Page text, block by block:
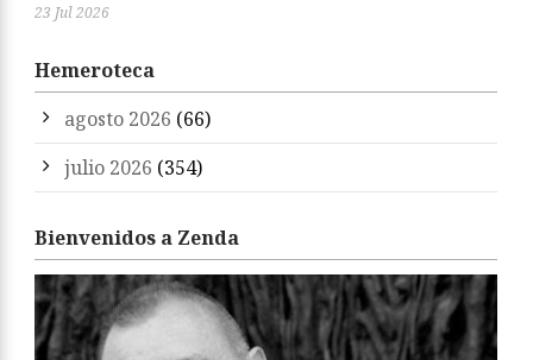
23 Jul 2026
Hemeroteca
agosto 2026 (66)
julio 2026 (354)
Bienvenidos a Zenda